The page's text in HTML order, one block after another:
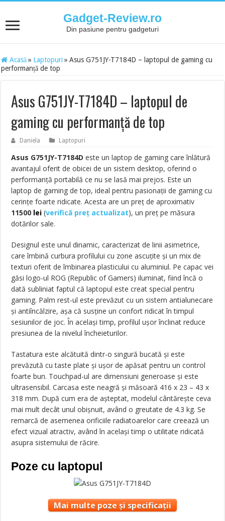
Gadget-Review.ro
Din pasiune pentru gadgeturi
Acasă » Laptopuri » Asus G751JY-T7184D – laptopul de gaming cu
performanță de top
Asus G751JY-T7184D – laptopul de
gaming cu performanță de top
Daniela Laptopuri
Asus G751JY-T7184D este un laptop de gaming care înlătură
avantajul oferit de obicei de un sistem desktop, oferind o
performanță portabilă ce nu se lasă mai prejos. Este un
laptop de gaming de top, ideal pentru pasionații de gaming cu
cerințe foarte ridicate. Acesta are un preț de aproximativ
11500 lei (verifică preț actualizat), un preț pe măsura
dotărilor sale.
Designul este unul dinamic, caracterizat de linii asimetrice,
care îmbină curbura profilului cu zone ascuțite și un mix de
texturi oferit de îmbinarea plasticului cu aluminiul. Pe capac vei
găsi logo-ul ROG (Republic of Gamers) iluminat, fiind încă o
dată subliniat faptul că laptopul este creat special pentru
gaming. Palm rest-ul este prevăzut cu un sistem antialunecare
și antiîncălzire, așa că susține un confort ridicat în timpul
sesiunilor de joc. În același timp, profilul ușor înclinat reduce
presiunea de la nivelul încheieturilor.
Tastatura este alcătuită dintr-o singură bucată și este
prevăzută cu taste plate și ușor de apăsat pentru un control
foarte bun. Touchpad-ul are dimensiuni generoase și este
ultrasensibil. Carcasa este neagră și măsoară 416 x 23 – 43 x
318 mm. După cum era de așteptat, modelul cântărește ceva
mai mult decât unul obișnuit, având o greutate de 4.3 kg. Se
remarcă de asemenea orificiile radiatoarelor care creează un
efect vizual atractiv, având în același timp o utilitate ridicată
asupra sistemului de răcire.
Poze cu laptopul
Mai multe poze și specificații